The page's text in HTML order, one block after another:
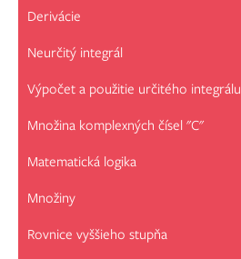
Derivácie
Neurčitý integrál
Výpočet a použitie určitého integrálu
Množina komplexných čísel "C"
Matematická logika
Množiny
Rovnice vyššieho stupňa